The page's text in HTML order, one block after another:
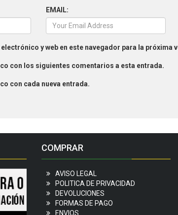
EMAIL:
y web en este navegador para la próxima
con los siguientes comentarios a esta entrada.
con cada nueva entrada.
COMPRAR
AVISO LEGAL
POLITICA DE PRIVACIDAD
DEVOLUCIONES
FORMAS DE PAGO
ENVIOS